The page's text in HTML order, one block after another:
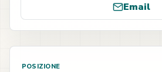
Email
POSIZIONE